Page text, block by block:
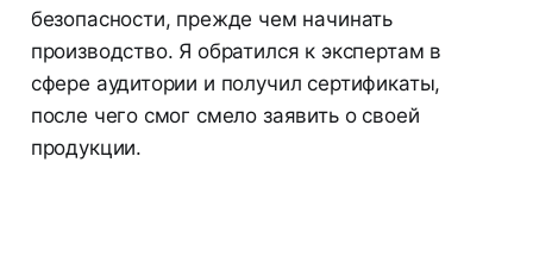
безопасности, прежде чем начинать
производство. Я обратился к экспертам в
сфере аудитории и получил сертификаты,
после чего смог смело заявить о своей
продукции.